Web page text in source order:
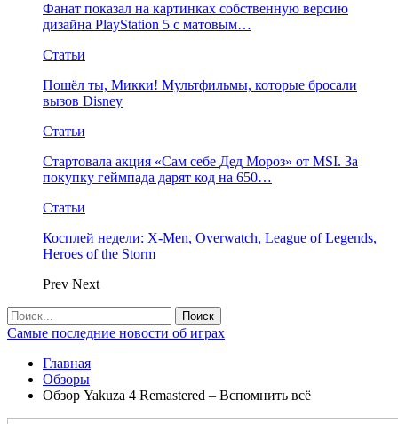
Фанат показал на картинках собственную версию
дизайна PlayStation 5 с матовым…
Статьи
Пошёл ты, Микки! Мультфильмы, которые бросали
вызов Disney
Статьи
Стартовала акция «Сам себе Дед Мороз» от MSI. За
покупку геймпада дарят код на 650…
Статьи
Косплей недели: X-Men, Overwatch, League of Legends,
Heroes of the Storm
Prev Next
Самые последние новости об играх
Главная
Обзоры
Обзор Yakuza 4 Remastered – Вспомнить всё